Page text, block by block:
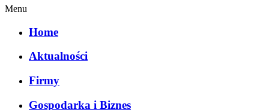
Menu
Home
Aktualności
Firmy
Gospodarka i Biznes